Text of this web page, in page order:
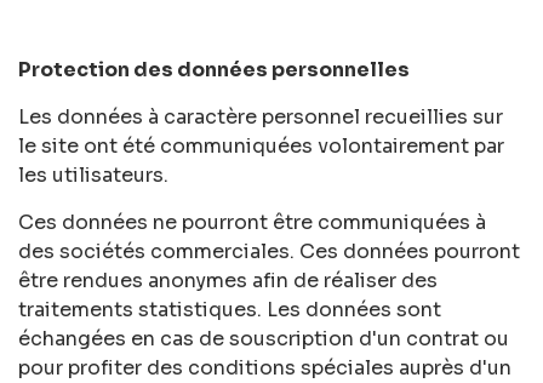
Protection des données personnelles
Les données à caractère personnel recueillies sur
le site ont été communiquées volontairement par
les utilisateurs.
Ces données ne pourront être communiquées à
des sociétés commerciales. Ces données pourront
être rendues anonymes afin de réaliser des
traitements statistiques. Les données sont
échangées en cas de souscription d'un contrat ou
pour profiter des conditions spéciales auprès d'un